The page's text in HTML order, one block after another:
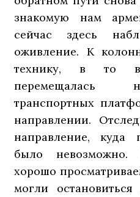
знакомую нам
сейчас здесь
оживление. К
технику, в то
перемещалась
транспортных
направлении.
направление, куда
было
хорошо
могли